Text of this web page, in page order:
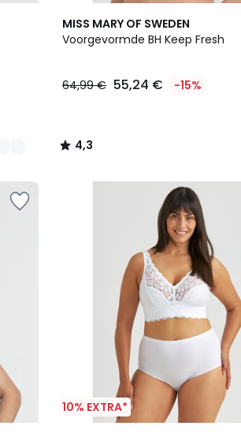
MISS MARY OF SWEDEN
Voorgevormde BH Keep Fresh
64,99 € 55,24 € -15%
4,3
/ 5
4,3
/
10% EXTRA*